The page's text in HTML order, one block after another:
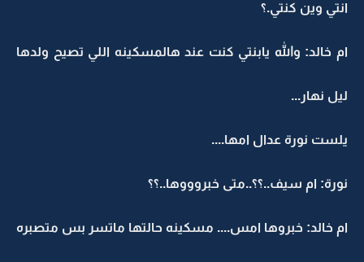
انتي وين كنتي.؟
ام خالد: والله يابنتي كنت عند هالمسكينه اللي تصيح ولدها
ليل نهار...
يلست نورة عدال امها....
نورة: ام سيف..؟؟..متى خبروووها..؟؟
ام خالد: خبروها امس.... مسكينه حالتها ماتسر بس متصبره